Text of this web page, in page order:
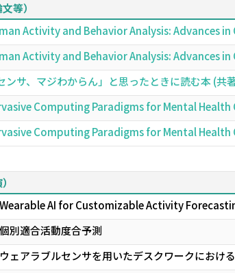
等）
Activity and Behavior Analysis: Advances
Activity and Behavior Analysis: Advances
ンサ、マジわからん」と思ったときに読む本 (共
Computing Paradigms for Mental
Computing Paradigms for Mental
Wearable AI for Customizable Activity
個別適合活動度合予測
ウェアラブルセンサを用いたデスクワークにおけ